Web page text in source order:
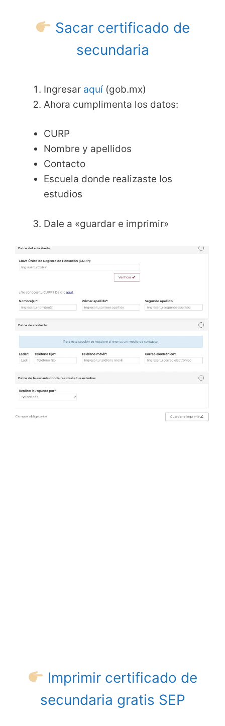
Sacar certificado de
secundaria
Ingresar aquí (gob.mx)
Ahora cumplimenta los datos:
CURP
Nombre y apellidos
Contacto
Escuela donde realizaste los
estudios
Dale a «guardar e imprimir»
Imprimir certificado de
secundaria gratis SEP